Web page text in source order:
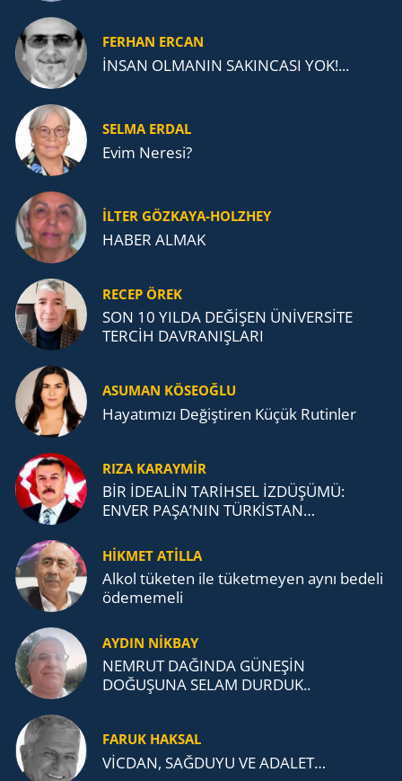
FERHAN ERCAN
İNSAN OLMANIN SAKINCASI YOK!...
SELMA ERDAL
Evim Neresi?
İLTER GÖZKAYA-HOLZHEY
HABER ALMAK
RECEP ÖREK
SON 10 YILDA DEĞİŞEN ÜNİVERSİTE
TERCİH DAVRANIŞLARI
ASUMAN KÖSEOĞLU
Ha­ya­tı­mı­zı De­ğiş­ti­ren Küçük Ru­tin­ler
RIZA KARAYMIR
BİR İDEALİN TARİHSEL İZDÜŞÜMÜ:
ENVER PAŞA’NIN TÜRKİSTAN
TEŞKİLATI’NA UZANAN MİRASI
HİKMET ATİLLA
Alkol tü­ke­ten ile tü­ket­me­yen aynı be­de­li
öde­me­me­li
AYDIN NİKBAY
NEMRUT DAĞINDA GÜNEŞİN
DOĞUŞUNA SELAM DURDUK..
FARUK HAKSAL
VİCDAN, SAĞ­DU­YU VE ADA­LET…